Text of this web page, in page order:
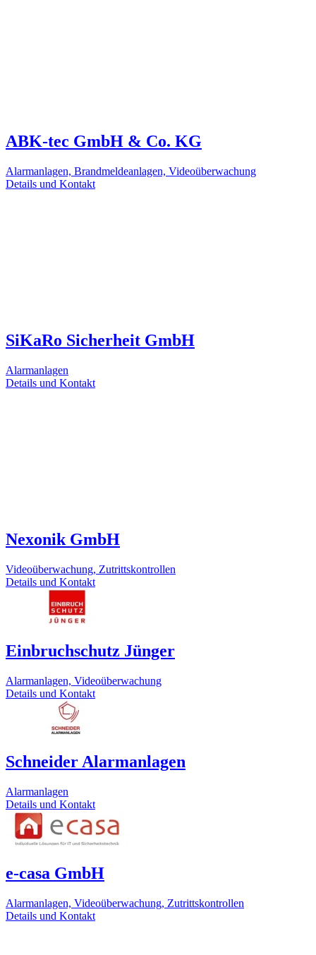
ABK-tec GmbH & Co. KG
Alarmanlagen, Brandmeldeanlagen, Videoüberwachung
Details und Kontakt
SiKaRo Sicherheit GmbH
Alarmanlagen
Details und Kontakt
Nexonik GmbH
Videoüberwachung, Zutrittskontrollen
Details und Kontakt
Einbruchschutz Jünger
Alarmanlagen, Videoüberwachung
Details und Kontakt
Schneider Alarmanlagen
Alarmanlagen
Details und Kontakt
e-casa GmbH
Alarmanlagen, Videoüberwachung, Zutrittskontrollen
Details und Kontakt